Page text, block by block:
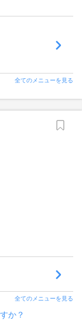
全てのメニューを見る
全てのメニューを見る
か？